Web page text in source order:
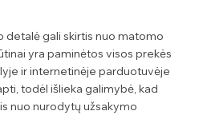
detalė gali skirtis nuo matomo
yra paminėtos visos prekės
ir internetinėje parduotuvėje
todėl išlieka galimybė, kad
nuo nurodytų užsakymo